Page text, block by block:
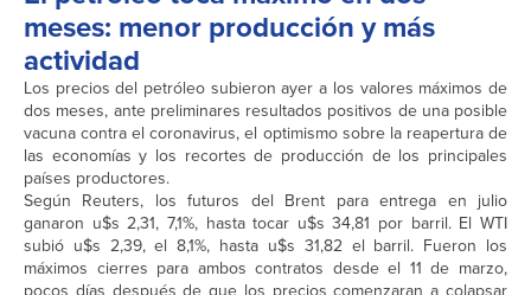
meses: menor producción y más
actividad
Los precios del petróleo subieron ayer a los valores máximos de
dos meses, ante preliminares resultados positivos de una posible
vacuna contra el coronavirus, el optimismo sobre la reapertura de
las economías y los recortes de producción de los principales
países productores.
Según Reuters, los futuros del Brent para entrega en julio
ganaron u$s 2,31, 7,1%, hasta tocar u$s 34,81 por barril. El WTI
subió u$s 2,39, el 8,1%, hasta u$s 31,82 el barril. Fueron los
máximos cierres para ambos contratos desde el 11 de marzo,